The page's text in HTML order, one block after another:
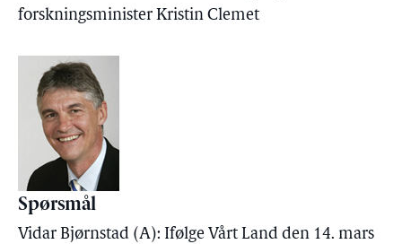
forskningsminister Kristin Clemet
Spørsmål
Vidar Bjørnstad (A): Ifølge Vårt Land den 14. mars